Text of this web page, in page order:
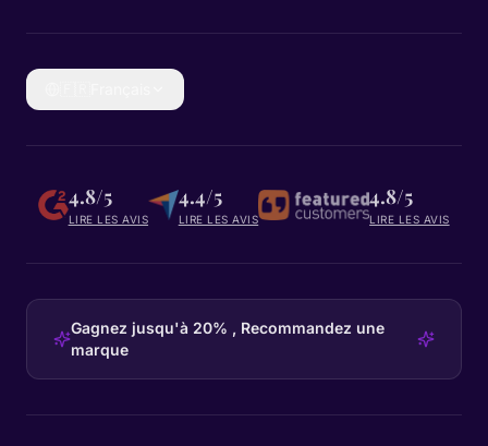
4.8/5
LIRE LES AVIS
4.4/5
LIRE LES AVIS
4.8/5
LIRE LES AVIS
Gagnez jusqu'à 20% , Recommandez une
marque